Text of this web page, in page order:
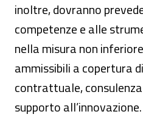
inoltre, dovranno
competenze e alle
nella misura non
ammissibili a copertura
contrattuale,
supporto all’innovazione.